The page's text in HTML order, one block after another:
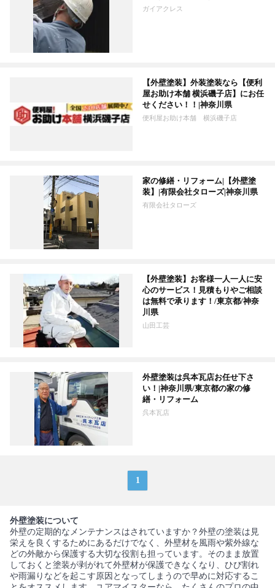
ガイアクレス
【外壁塗装】外装塗装なら【便利
屋お助け本舗 横浜磯子店】にお任
せください！！|神奈川県
便利屋お助け本舗 横浜磯子店
家の修繕・リフォーム|【外壁塗
装】|有限会社タローズ|神奈川県
有限会社タローズ
【外壁塗装】お客様一人一人に安
心のサービス！見積もりやご相談
は無料で承ります！/東京都/神奈
川県
山田工芸
外壁塗装は呉本瓦店お任せ下さ
い！|神奈川県/東京都の家の修
繕・リフォーム
呉本瓦店
1
外壁塗装について
外壁の定期的なメンテナンスはされていますか？外壁の塗装は見
栄えを良くするためにあるだけでなく、外壁材を風雨や紫外線な
どの外敵から保護する大切な役割も担っています。そのまま放置
しておくと塗装が剥がれて外壁材が保護できなくなり、ひび割れ
や雨漏りなどを起こす原因となってしまうので早めに対応するこ